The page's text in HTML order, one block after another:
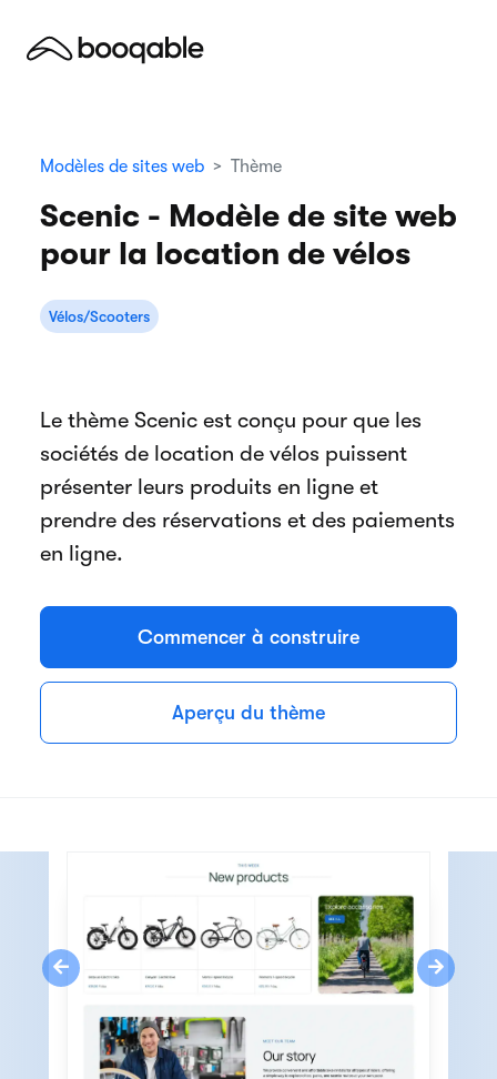
Modèles de sites web Thème
Scenic - Modèle de site web
pour la location de vélos
Vélos/Scooters
Le thème Scenic est conçu pour que les
sociétés de location de vélos puissent
présenter leurs produits en ligne et
prendre des réservations et des paiements
en ligne.
Commencer à construire
Aperçu du thème
Previous Next